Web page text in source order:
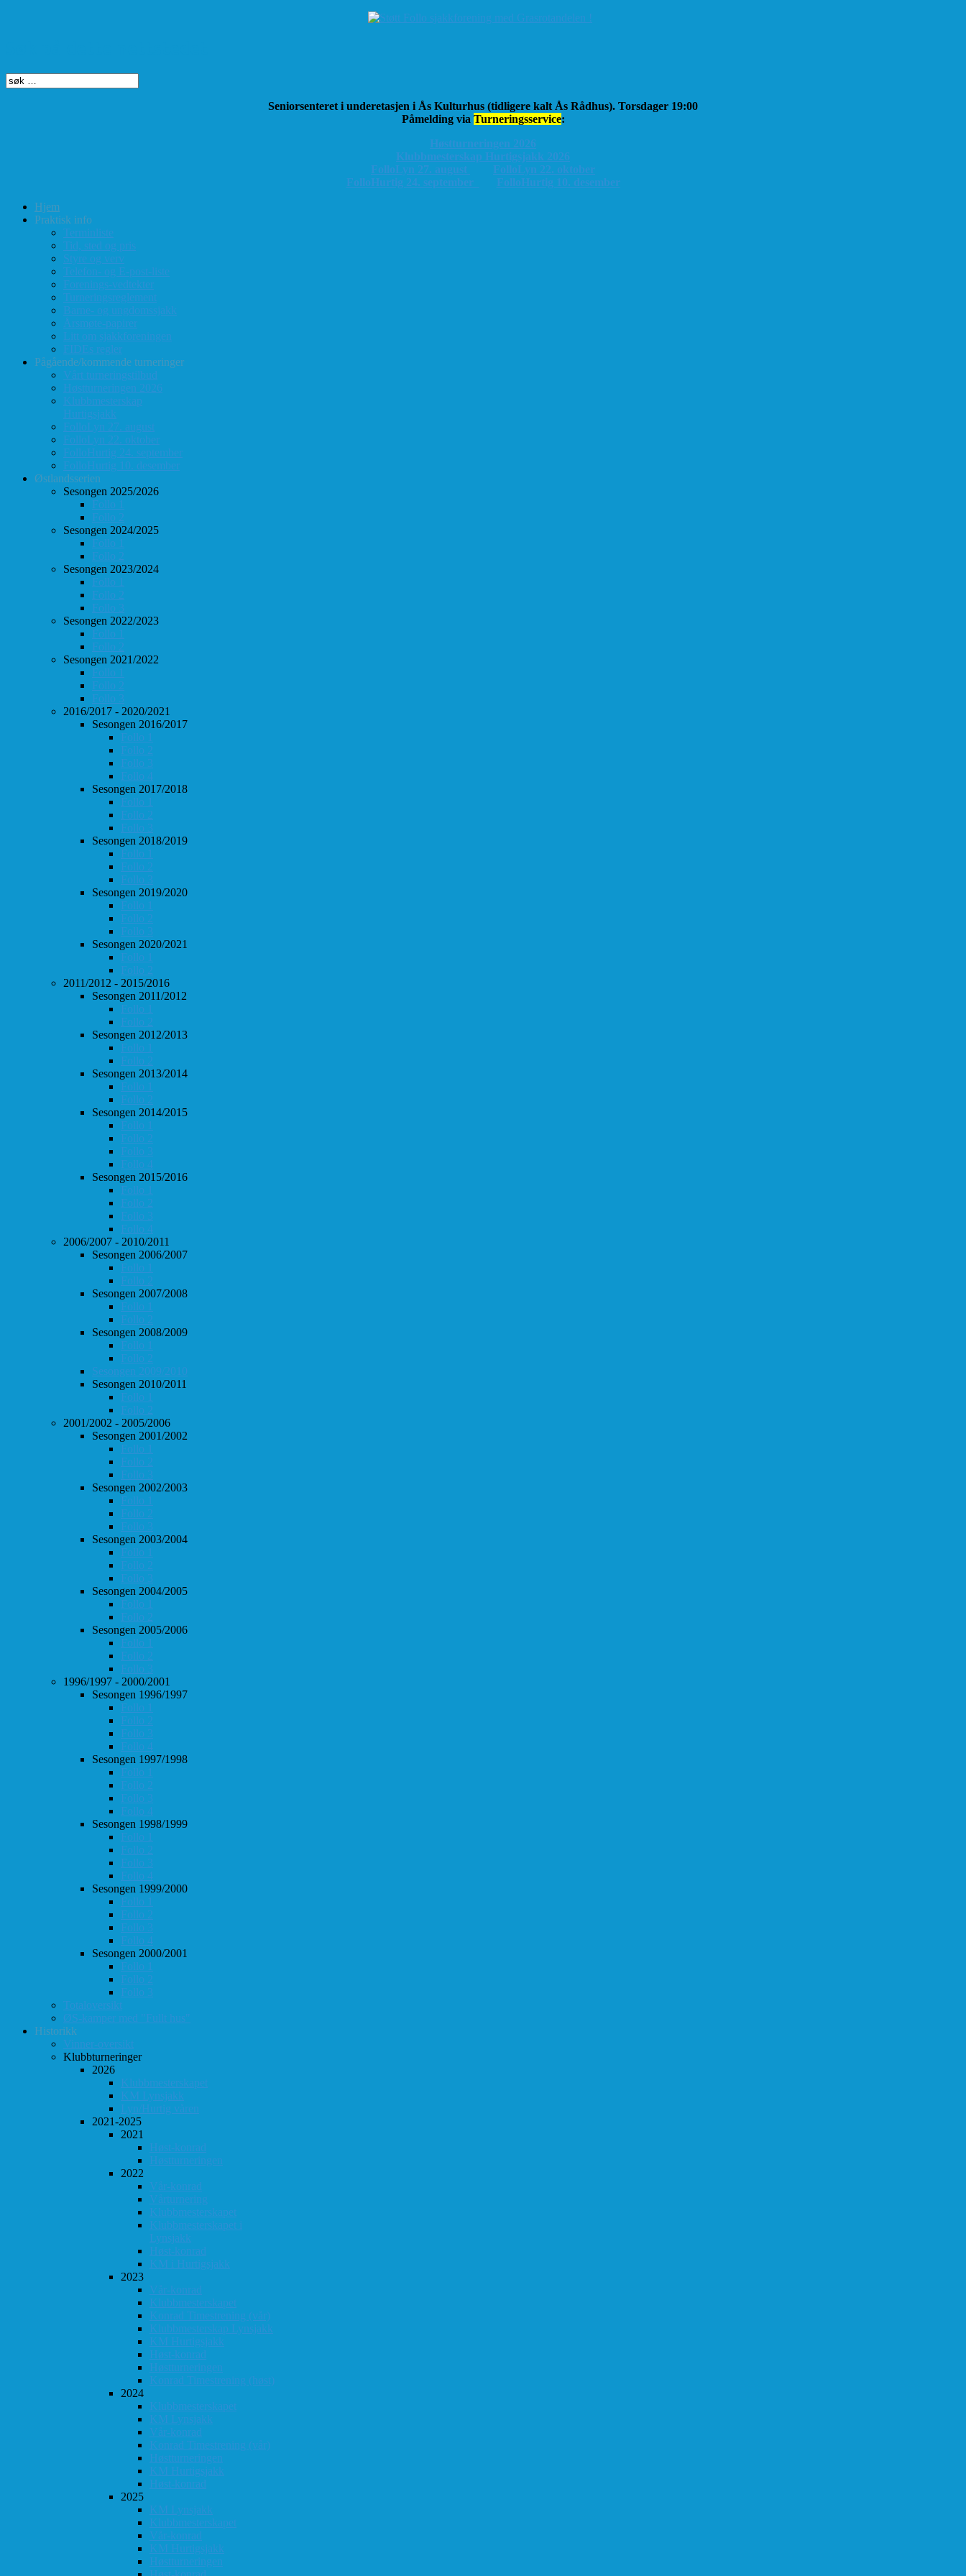
Seniorsenteret i underetasjen i Ås Kulturhus (tidligere kalt Ås Rådhus). Torsdager 19:00
Påmelding via Turneringsservice:
Høstturneringen 2026
Klubbmesterskap Hurtigsjakk 2026
FolloLyn 27. august
FolloLyn 22. oktober
FolloHurtig 24. september
FolloHurtig 10. desember
Hjem
Praktisk info
Terminliste
Tid, sted og pris
Styre og verv
Telefon- og E-post-liste
Forenings-vedtekter
Turneringsreglement
Barne- og ungdomssjakk
Årsmøte-papirer
Litt om sjakkforeningen
FIDEs regler
Pågående/kommende turneringer
Vårt turneringstilbud
Høstturneringen 2026
Klubbmesterskap
Hurtigsjakk
FolloLyn 27. august
FolloLyn 22. oktober
FolloHurtig 24. september
FolloHurtig 10. desember
Østlandsserien
Sesongen 2025/2026
Follo 1
Follo 2
Sesongen 2024/2025
Follo 1
Follo 2
Sesongen 2023/2024
Follo 1
Follo 2
Follo 3
Sesongen 2022/2023
Follo 1
Follo 2
Sesongen 2021/2022
Follo 1
Follo 2
Follo 3
2016/2017 - 2020/2021
Sesongen 2016/2017
Follo 1
Follo 2
Follo 3
Follo 4
Sesongen 2017/2018
Follo 1
Follo 2
Follo 3
Sesongen 2018/2019
Follo 1
Follo 2
Follo 3
Sesongen 2019/2020
Follo 1
Follo 2
Follo 3
Sesongen 2020/2021
Follo 1
Follo 2
2011/2012 - 2015/2016
Sesongen 2011/2012
Follo 1
Follo 2
Sesongen 2012/2013
Follo 1
Follo 2
Sesongen 2013/2014
Follo 1
Follo 2
Sesongen 2014/2015
Follo 1
Follo 2
Follo 3
Follo 4
Sesongen 2015/2016
Follo 1
Follo 2
Follo 3
Follo 4
2006/2007 - 2010/2011
Sesongen 2006/2007
Follo 1
Follo 2
Sesongen 2007/2008
Follo 1
Follo 2
Sesongen 2008/2009
Follo 1
Follo 2
Sesongen 2009/2010
Sesongen 2010/2011
Follo 1
Follo 2
2001/2002 - 2005/2006
Sesongen 2001/2002
Follo 1
Follo 2
Follo 3
Sesongen 2002/2003
Follo 1
Follo 2
Follo 3
Sesongen 2003/2004
Follo 1
Follo 2
Follo 3
Sesongen 2004/2005
Follo 1
Follo 2
Sesongen 2005/2006
Follo 1
Follo 2
Follo 3
1996/1997 - 2000/2001
Sesongen 1996/1997
Follo 1
Follo 2
Follo 3
Follo 4
Sesongen 1997/1998
Follo 1
Follo 2
Follo 3
Follo 4
Sesongen 1998/1999
Follo 1
Follo 2
Follo 3
Follo 4
Sesongen 1999/2000
Follo 1
Follo 2
Follo 3
Follo 4
Sesongen 2000/2001
Follo 1
Follo 2
Follo 3
Totaloversikt
ØS-kamper med "Fullt hus"
Historikk
Vinner-oversikt
Klubbturneringer
2026
Klubbmesterskapet
KM Lynsjakk
Lyn/Hurtig våren
2021-2025
2021
Høst-konrad
Høstturneringen
2022
Vår-konrad
Vårturnering
Klubbmesterskapet
Klubbmesterskapet i
Lynsjakk
Høst-konrad
KM i Hurtigsjakk
2023
Vår-konrad
Klubbmesterskapet
Konrad Timestrening (vår)
Klubbmesterskap Lynsjakk
KM Hurtigsjakk
Høst-konrad
Høstturneringen
Konrad Timestrening (høst)
2024
Klubbmesterskapet
KM Lynsjakk
Vår-konrad
Konrad Timestrening (vår)
Høstturneringen
KM Hurtigsjakk
Høst-konrad
2025
KM Lynsjakk
Klubbmesterskapet
Vår-konrad
KM Hurtigsjakk
Høstturneringen